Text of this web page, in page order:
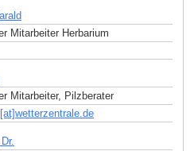
Mitarbeiter Herbarium
Mitarbeiter, Pilzberater
de